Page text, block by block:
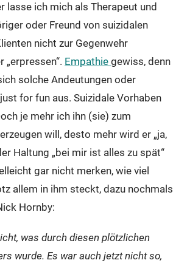
lasse ich mich als Therapeut und
oder Freund von suizidalen
nicht zur Gegenwehr
„erpressen“. Empathie gewiss, denn
solche Andeutungen oder
for fun aus. Suizidale Vorhaben
je mehr ich ihn (sie) zum
will, desto mehr wird er „ja,
Haltung „bei mir ist alles zu spät“
gar nicht merken, wie viel
allem in ihm steckt, dazu nochmals
Hornby:
was durch diesen plötzlichen
wurde. Es war auch jetzt nicht so,